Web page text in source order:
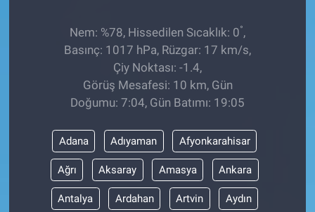
Nem: %78, Hissedilen Sıcaklık: 0°,
Basınç: 1017 hPa, Rüzgar: 17 km/s,
Çiy Noktası: -1.4,
Görüş Mesafesi: 10 km, Gün
Doğumu: 7:04, Gün Batımı: 19:05
Adana Adıyaman Afyonkarahisar
Ağrı Aksaray Amasya Ankara
Antalya Ardahan Artvin Aydın
Gün Başlıyor
Gün Bitiyor
Gündem Özel
Günün görüntüsü